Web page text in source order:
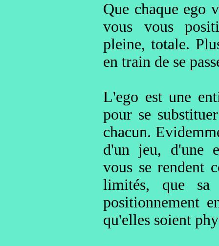
Que chaque ego
vous vous
pleine, totale.
en train de se
L'ego est une
pour se
chacun.
d'un jeu, d'une
vous se rendent
limités, que
positionnement
qu'elles soient